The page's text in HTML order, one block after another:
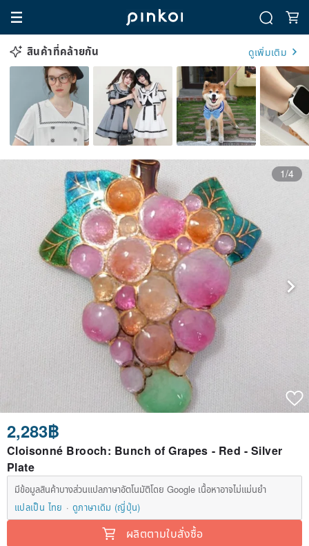
สินค้าที่คล้ายกัน ดูเพิ่มเติม
1/4
2,283฿
Cloisonné Brooch: Bunch of Grapes - Red - Silver
Plate
มีข้อมูลสินค้าบางส่วนแปลภาษาอัตโนมัติโดย Google เนื้อหาอาจไม่แม่นยำ
แปลเป็น ไทย
ดูภาษาเดิม (ญี่ปุ่น)
ผลิตตามใบสั่งซื้อ